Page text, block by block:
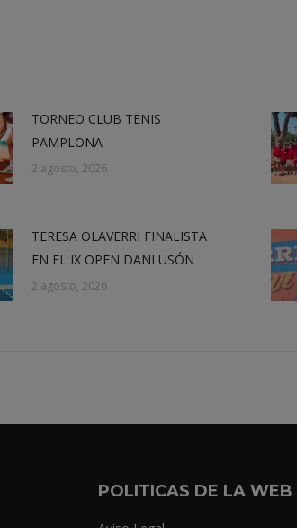
TORNEO CLUB TENIS
PAMPLONA
2 agosto, 2026
TERESA OLAVERRI FINALISTA
EN EL IX OPEN DANI USÓN
2 agosto, 2026
POLITICAS DE LA WEB